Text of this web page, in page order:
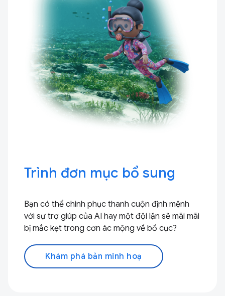
Trình đơn mục bổ sung
Bạn có thể chinh phục thanh cuộn định mệnh
với sự trợ giúp của AI hay một đội lặn sẽ mãi mãi
bị mắc kẹt trong cơn ác mộng về bố cục?
Khám phá bản minh hoạ